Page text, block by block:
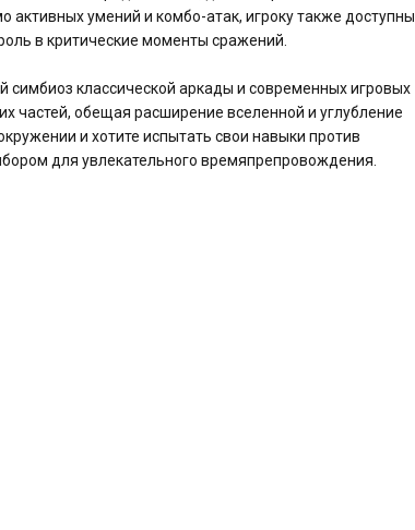
умений и комбо-атак, игроку также доступны
в критические моменты сражений.
классической аркады и современных игровых
частей, обещая расширение вселенной и углубление
и хотите испытать свои навыки против
для увлекательного времяпрепровождения.